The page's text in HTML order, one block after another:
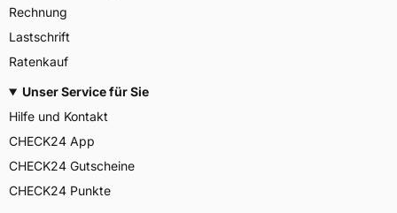
Rechnung
Lastschrift
Ratenkauf
Unser Service für Sie
Hilfe und Kontakt
CHECK24 App
CHECK24 Gutscheine
CHECK24 Punkte